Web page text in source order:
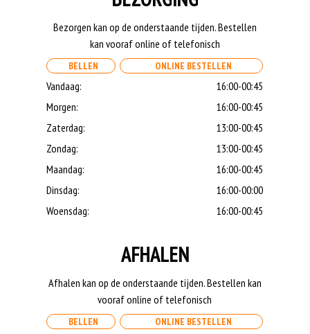
Bezorgen kan op de onderstaande tijden. Bestellen
kan vooraf online of telefonisch
BELLEN ONLINE BESTELLEN
Vandaag:
16:00-00:45
Morgen:
16:00-00:45
Zaterdag:
13:00-00:45
Zondag:
13:00-00:45
Maandag:
16:00-00:45
Dinsdag:
16:00-00:00
Woensdag:
16:00-00:45
AFHALEN
Afhalen kan op de onderstaande tijden. Bestellen kan
vooraf online of telefonisch
BELLEN ONLINE BESTELLEN